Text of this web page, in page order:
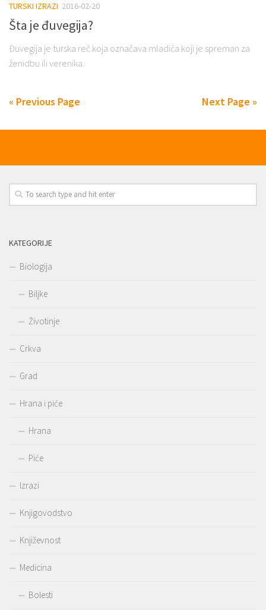
TURSKI IZRAZI 2016-02-20
Šta je đuvegija?
Đuvegija je turska reč koja označava mladića koji je spreman za
ženidbu ili verenika.
« Previous Page Next Page »
KATEGORIJE
Biologija
Biljke
Životinje
Crkva
Grad
Hrana i piće
Hrana
Piće
Izrazi
Knjigovodstvo
Književnost
Medicina
Bolesti